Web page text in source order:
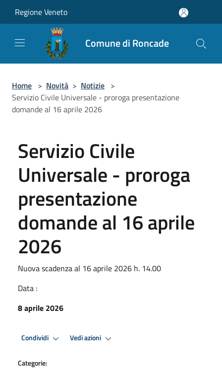
Regione Veneto
Comune di Roncade
Home > Novità > Notizie >
Servizio Civile Universale - proroga presentazione
domande al 16 aprile 2026
Servizio Civile
Universale - proroga
presentazione
domande al 16 aprile
2026
Nuova scadenza al 16 aprile 2026 h. 14.00
Data :
8 aprile 2026
Condividi Vedi azioni
Categorie: